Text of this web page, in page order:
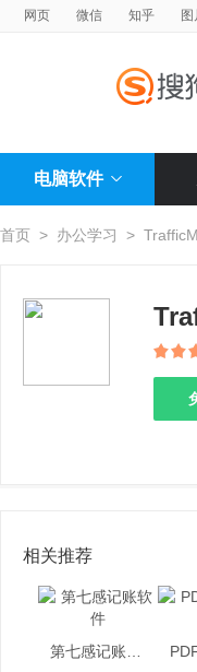
网页 微信 知乎
电脑软件
首页 > 办公学习 >
相关推荐